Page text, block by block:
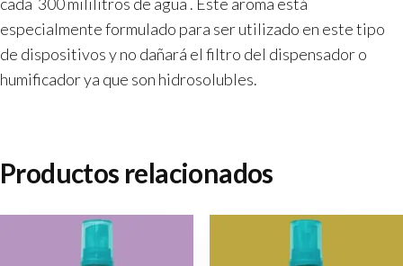
especialmente formulado para ser utilizado en este tipo
de dispositivos y no dañará el filtro del dispensador o
humificador ya que son hidrosolubles.
Productos relacionados